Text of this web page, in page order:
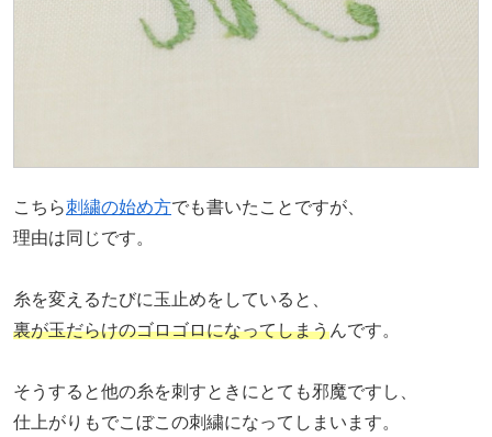
こちら刺繍の始め方でも書いたことですが、
理由は同じです。
糸を変えるたびに玉止めをしていると、
裏が玉だらけのゴロゴロになってしまうんです。
そうすると他の糸を刺すときにとても邪魔ですし、
仕上がりもでこぼこの刺繍になってしまいます。